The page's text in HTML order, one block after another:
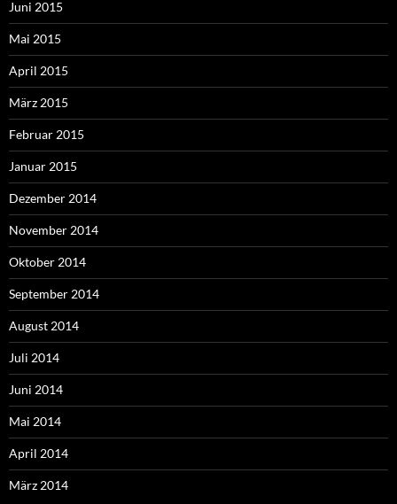
Juni 2015
Mai 2015
April 2015
März 2015
Februar 2015
Januar 2015
Dezember 2014
November 2014
Oktober 2014
September 2014
August 2014
Juli 2014
Juni 2014
Mai 2014
April 2014
März 2014